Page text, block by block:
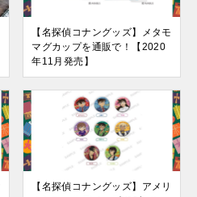
【名探偵コナングッズ】メタモ
マグカップを通販で！【2020
年11月発売】
【名探偵コナングッズ】アメリ